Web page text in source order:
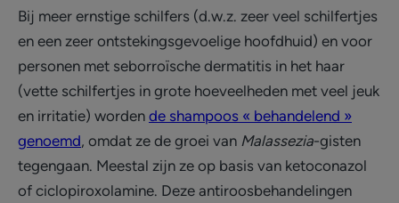
Bij meer ernstige schilfers (d.w.z. zeer veel schilfertjes
en een zeer ontstekingsgevoelige hoofdhuid) en voor
personen met seborroïsche dermatitis in het haar
(vette schilfertjes in grote hoeveelheden met veel jeuk
en irritatie) worden de shampoos « behandelend »
genoemd, omdat ze de groei van Malassezia-gisten
tegengaan. Meestal zijn ze op basis van ketoconazol
of ciclopiroxolamine. Deze antiroosbehandelingen